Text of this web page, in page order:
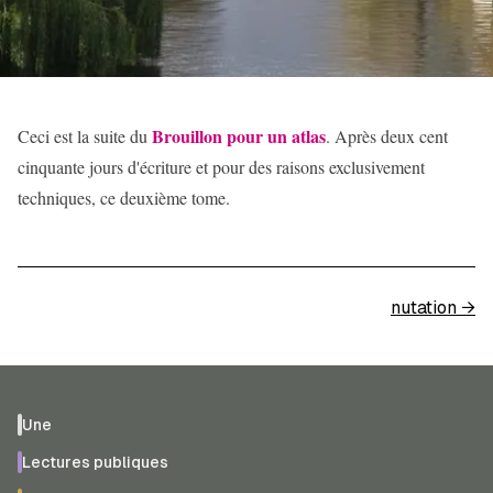
Ceci est la suite du Brouillon pour un atlas. Après deux cent
cinquante jours d'écriture et pour des raisons exclusivement
techniques, ce deuxième tome.
nutation →
Une
Lectures publiques